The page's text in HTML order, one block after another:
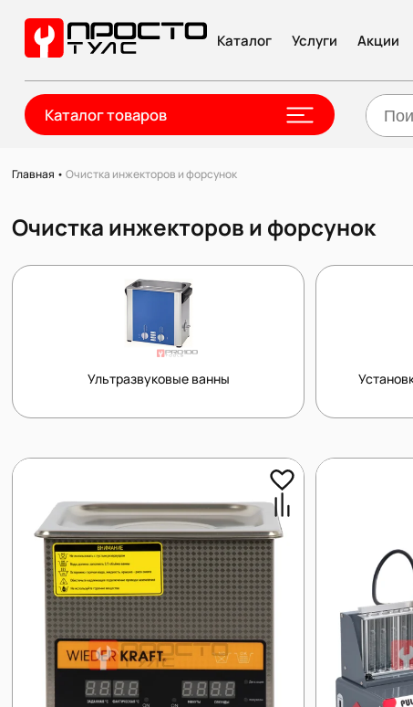
Каталог Услуги Акции
Каталог товаров
Главная •Очистка инжекторов и форсунок
Очистка инжекторов и форсунок
Ультразвуковые ванны